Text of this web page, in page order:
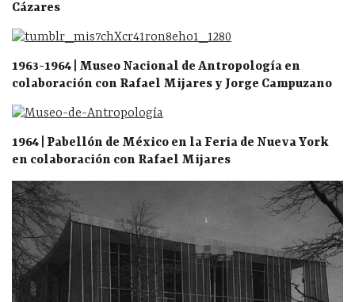
Cázares
1963-1964 | Museo Nacional de Antropología en
colaboración con Rafael Mijares y Jorge Campuzano
1964 | Pabellón de México en la Feria de Nueva York
en colaboración con Rafael Mijares